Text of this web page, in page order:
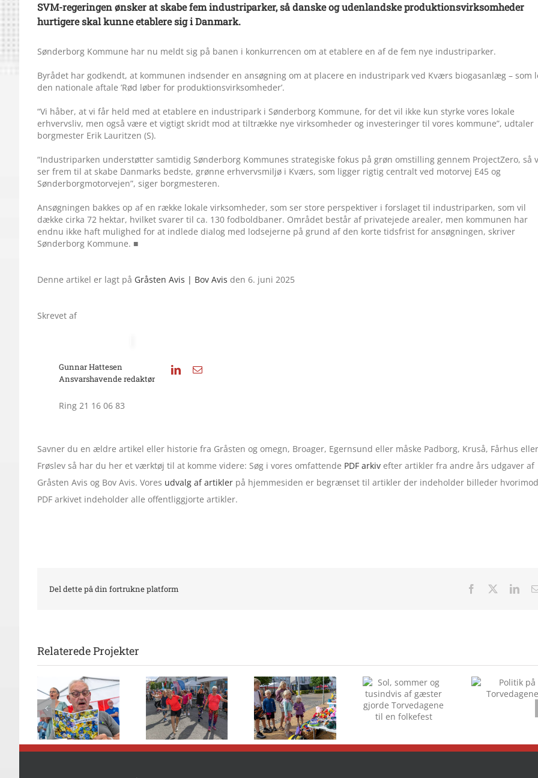
SVM-regeringen ønsker at skabe fem industriparker, så danske og udenlandske produktionsvirksomheder
hurtigere skal kunne etablere sig i Danmark.
Sønderborg Kommune har nu meldt sig på banen i konkurrencen om at etablere en af de fem nye industriparker.
Byrådet har godkendt, at kommunen indsender en ansøgning om at placere en industripark ved Kværs biogasanlæg – som
den nationale aftale ’Rød løber for produktionsvirksomheder’.
“Vi håber, at vi får held med at etablere en industripark i Sønderborg Kommune, for det vil ikke kun styrke vores lokale
erhvervsliv, men også være et vigtigt skridt mod at tiltrække nye virksomheder og investeringer til vores kommune”, udtaler
borgmester Erik Lauritzen (S).
“Industriparken understøtter samtidig Søn­derborg Kommunes strategiske fokus på grøn omstilling gennem ProjectZero, så
ser frem til at skabe Danmarks bedste, grønne erhvervsmiljø i Kværs, som ligger rigtig centralt ved motorvej E45 og
Sønderborgmotorvejen”, siger borgmesteren.
Ansøgningen bakkes op af en række lokale virksomheder, som ser store perspektiver i forslaget til industriparken, som vil
dække cirka 72 hektar, hvilket svarer til ca. 130 fodboldbaner. Området består af privatejede arealer, men kommunen har
endnu ikke haft mulighed for at indlede dialog med lodsejerne på grund af den korte tidsfrist for ansøgningen, skriver
Sønderborg Kommune. ■
Denne artikel er lagt på Gråsten Avis | Bov Avis den 6. juni 2025
Skrevet af
Gunnar Hattesen
Ansvarshavende redaktør
Ring 21 16 06 83
Savner du en ældre artikel eller historie fra Gråsten og omegn, Broager, Egernsund eller måske Padborg, Kruså, Fårhus eller
Frøslev så har du her et værktøj til at komme videre: Søg i vores omfattende PDF arkiv efter artikler fra andre års udgaver af
Gråsten Avis og Bov Avis. Vores udvalg af artiklerpå hjemmesiden er begrænset til artikler der indeholder billeder hvorimod
PDF arkivet indeholder alle offentliggjorte artikler.
Del dette på din fortrukne platform Facebook
Relaterede Projekter
Flot danseshow
foran 2Dreams
Børn solgte
deres legesager
Sol, sommer og
tusindvis af
gæster gjorde
Torvedagene til
en folkefest
Politik på
Torvedagene